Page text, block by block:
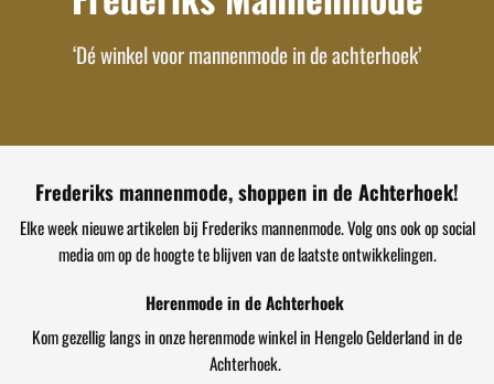
‘Dé winkel voor mannenmode in de achterhoek’
Frederiks mannenmode, shoppen in de Achterhoek!
Elke week nieuwe artikelen bij Frederiks mannenmode. Volg ons ook op social
media om op de hoogte te blijven van de laatste ontwikkelingen.
Herenmode in de Achterhoek
Kom gezellig langs in onze herenmode winkel in Hengelo Gelderland in de
Achterhoek.